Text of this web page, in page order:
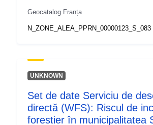
Geocatalog Franța
N_ZONE_ALEA_PPRN_00000123_S_083
UNKNOWN
Set de date Serviciu de
directă (WFS): Riscul de
forestier în municipalitatea